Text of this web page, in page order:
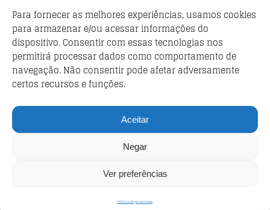
Para fornecer as melhores experiências, usamos cookies
para armazenar e/ou acessar informações do
dispositivo. Consentir com essas tecnologias nos
permitirá processar dados como comportamento de
navegação. Não consentir pode afetar adversamente
certos recursos e funções.
Aceitar
Negar
Ver preferências
Política de privacidade
o esporte na Itália.
Parceiros
Futebol ao vivo
Análises e prognósticos dos jogos
Política de privacidade
Copyright © 2026 | WordPress Theme by